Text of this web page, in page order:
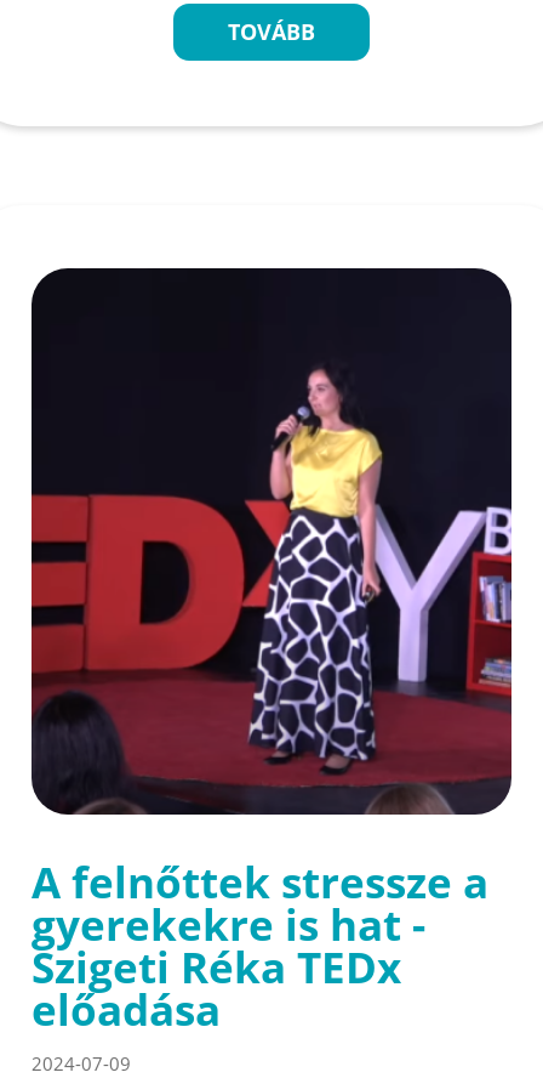
TOVÁBB
A felnőttek stressze a
gyerekekre is hat -
Szigeti Réka TEDx
előadása
2024-07-09